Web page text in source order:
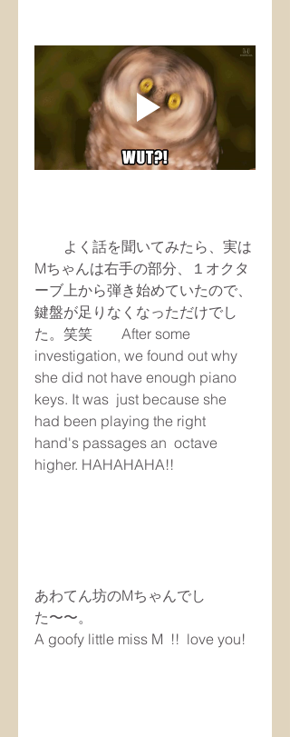
よく話を聞いてみたら、実は
Mちゃんは右手の部分、１オクタ
ーブ上から弾き始めていたので、
鍵盤が足りなくなっただけでし
た。笑笑　　After some
investigation, we found out why
she did not have enough piano
keys. It was  just because she
had been playing the right
hand's passages an  octave
higher. HAHAHAHA!!
あわてん坊のMちゃんでし
た〜〜。
A goofy little miss M  !!  love you!